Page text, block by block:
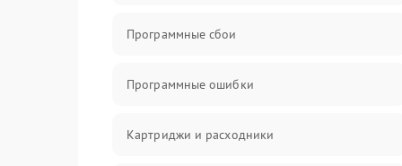
Программные сбои
Программные ошибки
Картриджи и расходники